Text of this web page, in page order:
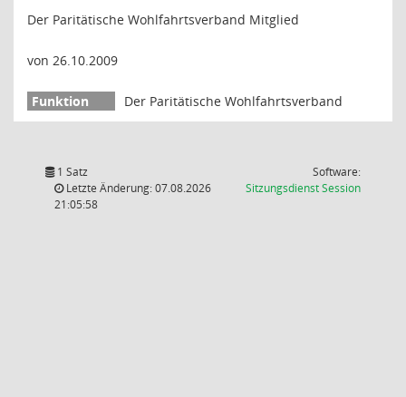
Der Paritätische Wohlfahrtsverband Mitglied
von 26.10.2009
Der Paritätische Wohlfahrtsverband
1 Satz
Letzte Änderung: 07.08.2026
21:05:58
Software:
SitzungsdienstSession(Wird in